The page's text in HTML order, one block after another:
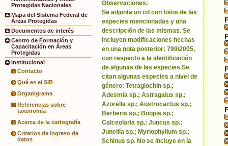
Protegidas Nacionales
Mapa del Sistema Federal de
Áreas Protegidas
Documentos de interés
Centro de Formación y
Capacitación en Áreas
Protegidas
Institucional
Contacto
Qué es el SIB
Organigrama
Referencias sobre
taxonomía
Acerca de la cartografía
Criterios de ingreso de
datos
Observaciones:
Se adjunta un cd con fotos de las
especies mencionadas y una
descripción de las mismas. Se
incluyen modificaciones hechas
en una nota posterior: 799/2005,
con respecto a la identificación
de algunas de las especies.Se
citan algunas especies a nivel de
género: Tetraglochin sp.;
Adesmia sp.; Astragalus sp.;
Azorella sp.; Austrocactus sp.;
Berberis sp.; Boopis sp.;
Calceolaria sp.; Juncus sp.;
Junellia sp.; Myriophyllum sp.;
Schinus sp. No se incluye en la